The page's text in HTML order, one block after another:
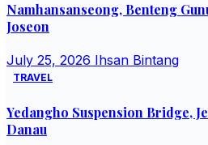
Namhansanseong, Benteng
Joseon
July 25, 2026 Ihsan Bintang
TRAVEL
Yedangho Suspension Bridge,
Danau